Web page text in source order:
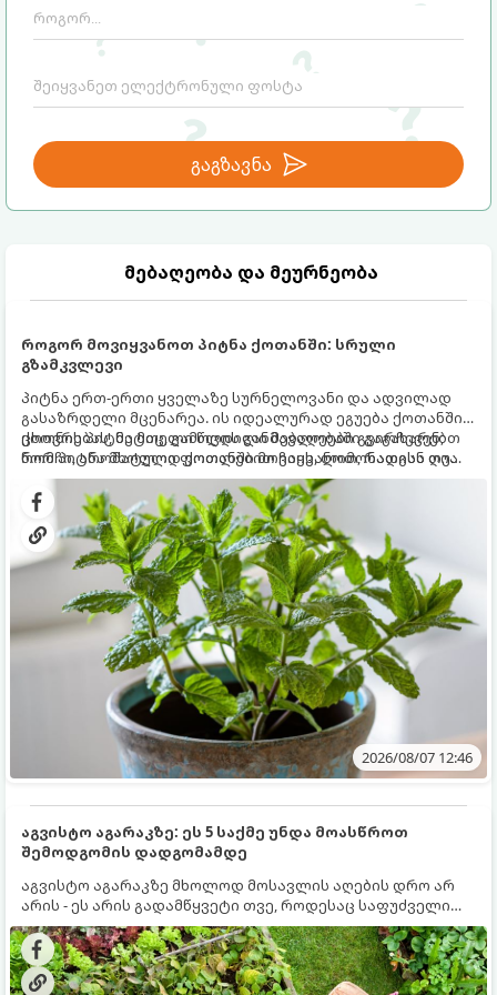
გაგზავნა
მებაღეობა და მეურნეობა
როგორ მოვიყვანოთ პიტნა ქოთანში: სრული
გზამკვლევი
პიტნა ერთ-ერთი ყველაზე სურნელოვანი და ადვილად
გასაზრდელი მცენარეა. ის იდეალურად ეგუება ქოთანში
ცხოვრებას, მეტიც, გამოცდილი მებაღეები გვირჩევენ,
რომ პიტნა მხოლოდ ქოთანში მოვიყვანოთ, რადგან ღია
გრუნტში (ბაღში) დარგვისას ის ფესვებით ძალიან
სწრაფად ვრცელდება და სხვა მცენარეებს ავიწროებს.
ქოთნის პიტნა მთელი წლის განმავლობაში გაგახარებთ
ნორჩი, არომატული ფოთლებით ჩაის, ლიმონათისა თუ
კერძებისთვის.
2026/08/07 12:46
აგვისტო აგარაკზე: ეს 5 საქმე უნდა მოასწროთ
შემოდგომის დადგომამდე
აგვისტო აგარაკზე მხოლოდ მოსავლის აღების დრო არ
არის - ეს არის გადამწყვეტი თვე, როდესაც საფუძველი
ეყრება მომავალი წლის მოსავალს და ბაღი მზადდება
შემოდგომა-ზამთრის სეზონისთვის. იმისათვის, რომ
ნიადაგმა ენერგია აღიდგინოს, ხოლო მცენარეებმა
ზამთარს გაუძლონ, აგვისტოს ბოლომდე 5